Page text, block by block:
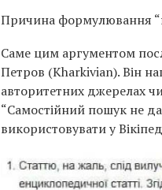
Причина формулювання
Саме цим аргументом
Петров (Kharkivian). Він
авторитетних джерелах
“Самостійний пошук не
використовувати у